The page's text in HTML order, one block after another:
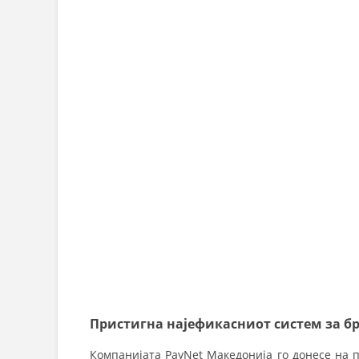
Пристигна најефикасниот систем за
Компанијата PayNet Македонија го донесе на